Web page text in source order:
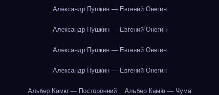
Александр Пушкин — Евгений Онегин
Александр Пушкин — Евгений Онегин
Александр Пушкин — Евгений Онегин
Александр Пушкин — Евгений Онегин
Альбер Камю — Посторонний Альбер Камю — Чума